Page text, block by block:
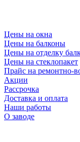
Цены на окна
Цены на балконы
Цены на отделку
Цены на стеклопакет
Прайс на ремонтно-
Акции
Рассрочка
Доставка и оплата
Наши работы
О заводе